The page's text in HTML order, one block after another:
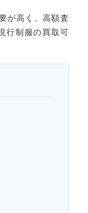
が高く、高額査
行制服の買取可